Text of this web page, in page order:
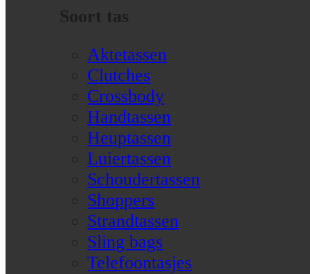
Soort tas
Aktetassen
Clutches
Crossbody
Handtassen
Heuptassen
Luiertassen
Schoudertassen
Shoppers
Strandtassen
Sling bags
Telefoontasjes